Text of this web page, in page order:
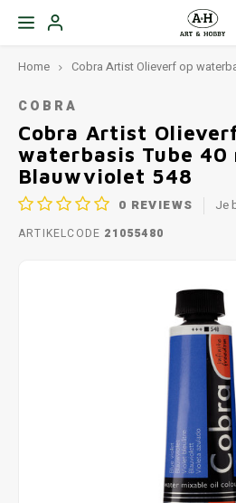
Home Cobra Artist Olieverf op
COBRA
Cobra Artist
waterbasis Tube 40
Blauwviolet 548
0 REVIEWS Je
ARTIKELCODE 21055480